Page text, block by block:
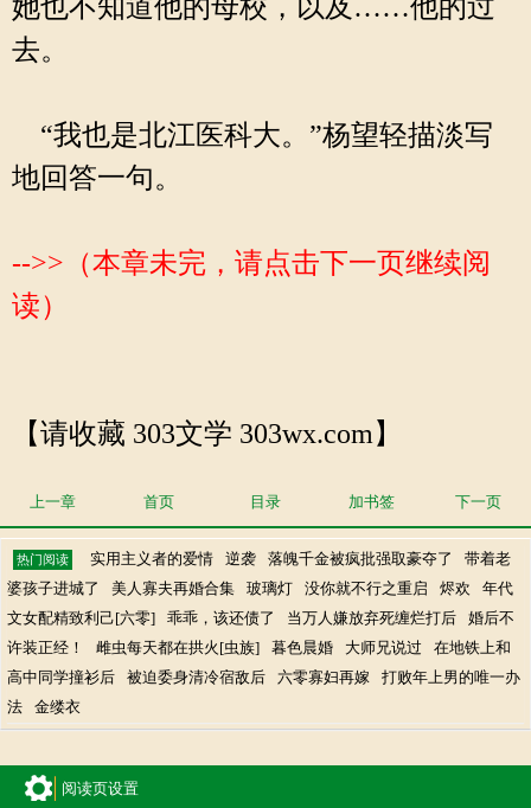
她也不知道他的母校，以及……他的过
去。
“我也是北江医科大。”杨望轻描淡写
地回答一句。
-->>（本章未完，请点击下一页继续阅
读）
【请收藏 303文学 303wx.com】
上一章 首页 目录 加书签 下一页
热门阅读 实用主义者的爱情 逆袭 落魄千金被疯批强取豪夺了
带着老
婆孩子进城了
美人寡夫再婚合集 玻璃灯 没你就不行之重启 烬欢
年代
文女配精致利己[六零]
乖乖，该还债了 当万人嫌放弃死缠烂打后
婚后不
许装正经！
雌虫每天都在拱火[虫族] 暮色晨婚 大师兄说过
在地铁上和
高中同学撞衫后
被迫委身清冷宿敌后 六零寡妇再嫁
打败年上男的唯一办
法
金缕衣
阅读页设置